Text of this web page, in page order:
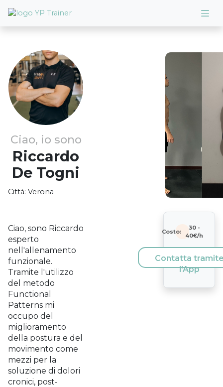
Ciao, io sono
Riccardo
De Togni
Città: Verona
Ciao, sono Riccardo
esperto
nell'allenamento
funzionale.
Tramite l'utilizzo
del metodo
Functional
Patterns mi
occupo del
miglioramento
della postura e del
movimento come
mezzi per la
soluzione di dolori
cronici, post-
Costo:
30-
40€/h
Contatta
l'App